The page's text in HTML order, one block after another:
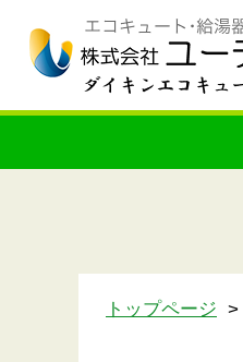
トップページ